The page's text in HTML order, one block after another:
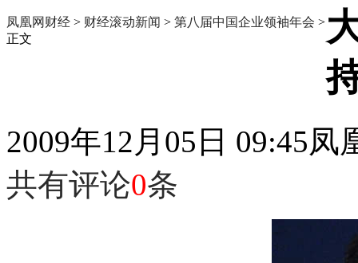
凤凰网财经 > 财经滚动新闻 > 第八届中国企业领袖年会 >
正文
2009年12月05日 09:45凤
共有评论0条